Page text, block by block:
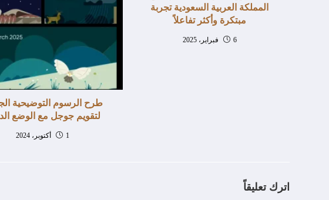
طرح الرسوم التوضيحية
لتقويم جوجل مع الوضع
1 أكتوبر، 2024
المملكة العربية السعودية تجربة
مبتكرة وأكثر تفاعلاً
6 فبراير، 2025
اترك تعليقاً